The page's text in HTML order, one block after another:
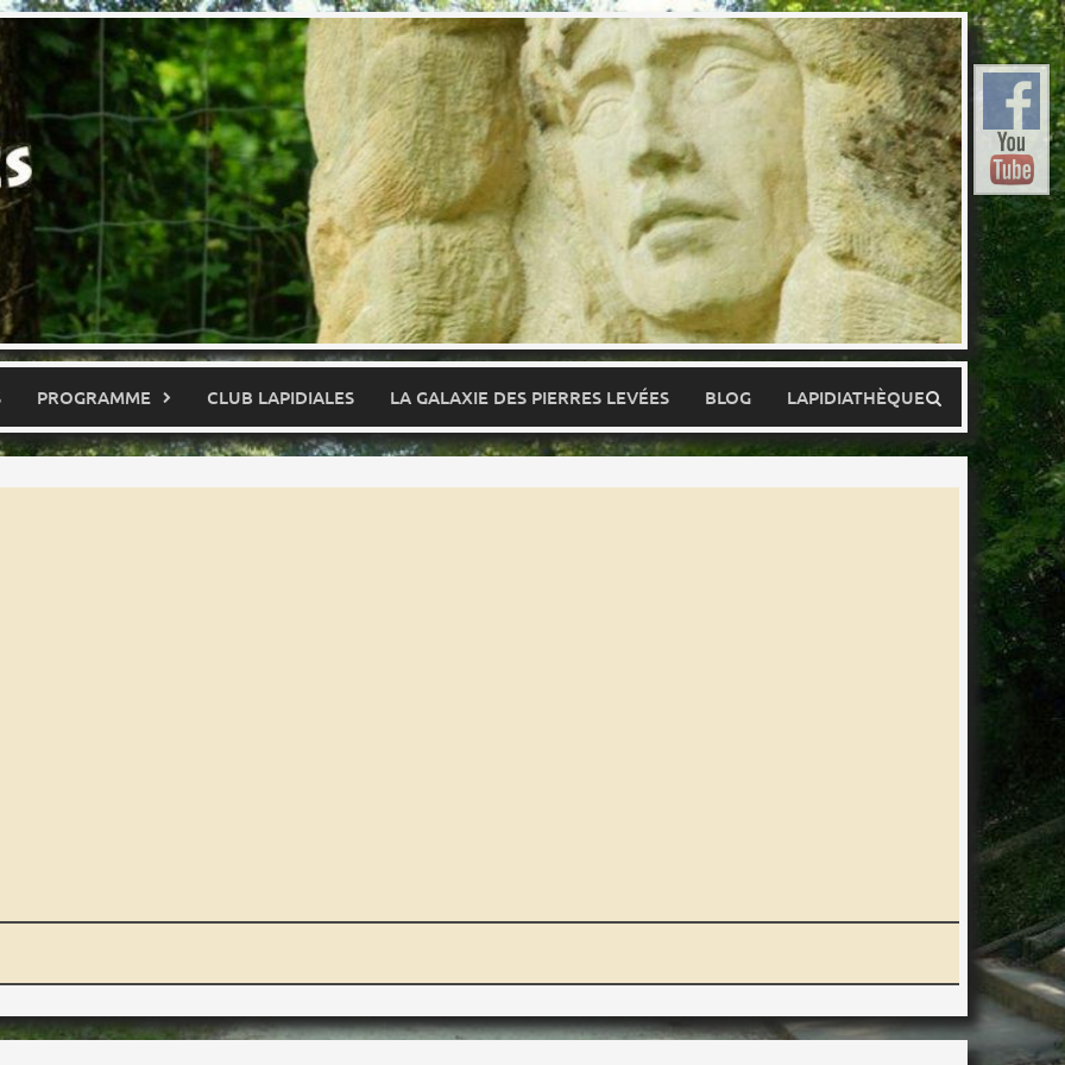
PROGRAMME CLUB LAPIDIALES LA GALAXIE DES PIERRES LEVÉES BLOG LAPIDIATHÈQUE